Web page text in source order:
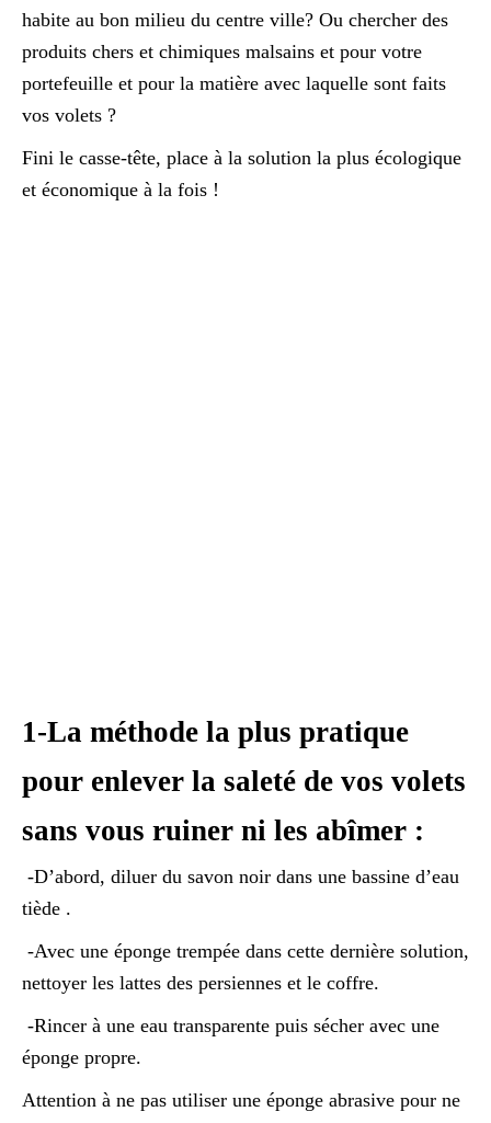
habite au bon milieu du centre ville? Ou chercher des
produits chers et chimiques malsains et pour votre
portefeuille et pour la matière avec laquelle sont faits
vos volets ?
Fini le casse-tête, place à la solution la plus écologique
et économique à la fois !
1-La méthode la plus pratique
pour enlever la saleté de vos volets
sans vous ruiner ni les abîmer :
-D’abord, diluer du savon noir dans une bassine d’eau
tiède .
-Avec une éponge trempée dans cette dernière solution,
nettoyer les lattes des persiennes et le coffre.
-Rincer à une eau transparente puis sécher avec une
éponge propre.
Attention à ne pas utiliser une éponge abrasive pour ne